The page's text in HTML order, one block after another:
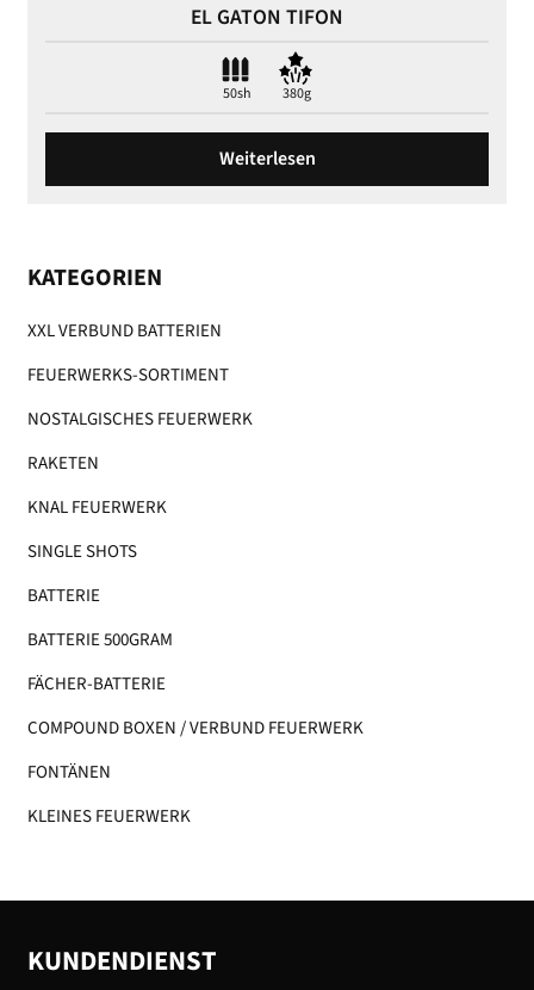
EL GATON TIFON
50sh 380g
Weiterlesen
KATEGORIEN
XXL VERBUND BATTERIEN
FEUERWERKS-SORTIMENT
NOSTALGISCHES FEUERWERK
RAKETEN
KNAL FEUERWERK
SINGLE SHOTS
BATTERIE
BATTERIE 500GRAM
FÄCHER-BATTERIE
COMPOUND BOXEN / VERBUND FEUERWERK
FONTÄNEN
KLEINES FEUERWERK​
KUNDENDIENST